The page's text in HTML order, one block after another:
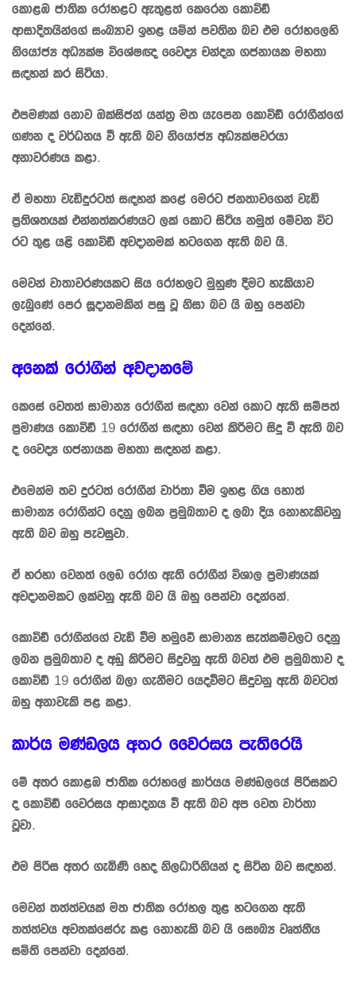
කොළඹ ජාතික රෝහළට ඇතුළත් කෙරෙන කොවිඩ්
ආසාදිතයින්ගේ සංඛ්‍යාව ඉහළ යමින් පවතින බව එම රෝහලෙහි
නියෝජ්‍ය අධ්‍යක්ෂ විශේෂඥ වෛද්‍ය චන්දන ගජනායක මහතා
සඳහන් කර සිටියා.
එපමණක් නොව ඔක්සිජන් යන්ත්‍ර මත යැපෙන කොවිඩ් රෝගීන්ගේ
ගණන ද වර්ධනය වී ඇති බව නියෝජ්‍ය අධ්‍යක්ෂවරයා
අනාවරණය කළා.
ඒ මහතා වැඩිදුරටත් සඳහන් කළේ මෙරට ජනතාවගෙන් වැඩි
ප්‍රතිශතයක් එන්නත්කරණයට ලක් කොට සිටිය නමුත් මේවන විට
රට තුළ යළි කොවිඩ් අවදානමක් හටගෙන ඇති බව යි.
මෙවන් වාතාවරණයකට සිය රෝහලට මුහුණ දීමට හැකියාව
ලැබුණේ පෙර සූදානමකින් පසු වූ නිසා බව යි ඔහු පෙන්වා
දෙන්නේ.
අනෙක් රෝගීන් අවදානමේ
කෙසේ වෙතත් සාමාන්‍ය රෝගීන් සඳහා වෙන් කොට ඇති සම්පත්
ප්‍රමාණය කොවිඩ් 19 රෝගීන් සඳහා වෙන් කිරීමට සිදු වී ඇති බව
ද වෛද්‍ය ගජනායක මහතා සඳහන් කළා.
එමෙන්ම තව දුරටත් රෝගීන් වාර්තා වීම ඉහළ ගිය හොත්
සාමාන්‍ය රෝගීන්ට දෙනු ලබන ප්‍රමුඛතාව ද ලබා දිය නොහැකිවනු
ඇති බව ඔහු පැවසුවා.
ඒ හරහා වෙනත් ලෙඩ රෝග ඇති රෝගීන් විශාල ප්‍රමාණයක්
අවදානමකට ලක්වනු ඇති බව යි ඔහු පෙන්වා දෙන්නේ.
කොවිඩ් රෝගීන්ගේ වැඩි වීම හමුවේ සාමාන්‍ය සැත්කම්වලට දෙනු
ලබන ප්‍රමුඛතාව ද අඩු කිරීමට සිදුවනු ඇති බවත් එම ප්‍රමුඛතාව ද
කොවිඩ් 19 රෝගීන් බලා ගැනීමට යෙදවීමට සිදුවනු ඇති බවටත්
ඔහු අනාවැකි පළ කළා.
කාර්ය මණ්ඩලය අතර වෛරසය පැතිරෙයි
මේ අතර කොළඹ ජාතික රෝහලේ කාර්යය මණ්ඩලයේ පිරිසකට
ද කොවිඩ් වෛරසය ආසාදනය වී ඇති බව අප වෙත වාර්තා
වූවා.
එම පිරිස අතර ගැබිණි හෙද නිලධාරිනියන් ද සිටින බව සඳහන්.
මෙවන් තත්ත්වයක් මත ජාතික රෝහල තුළ හටගෙන ඇති
තත්ත්වය අවතක්සේරු කළ නොහැකි බව යි සෞඛ්‍ය වෘත්තීය
සමිති පෙන්වා දෙන්නේ.